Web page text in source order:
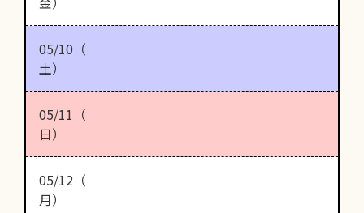
05/10（
土）
05/11（
日）
05/12（
月）